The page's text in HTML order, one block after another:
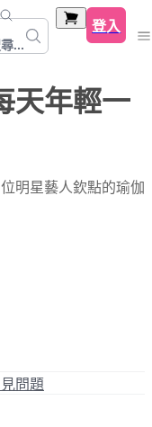
...
登入
天年輕一
明星藝人欽點的瑜伽
問題